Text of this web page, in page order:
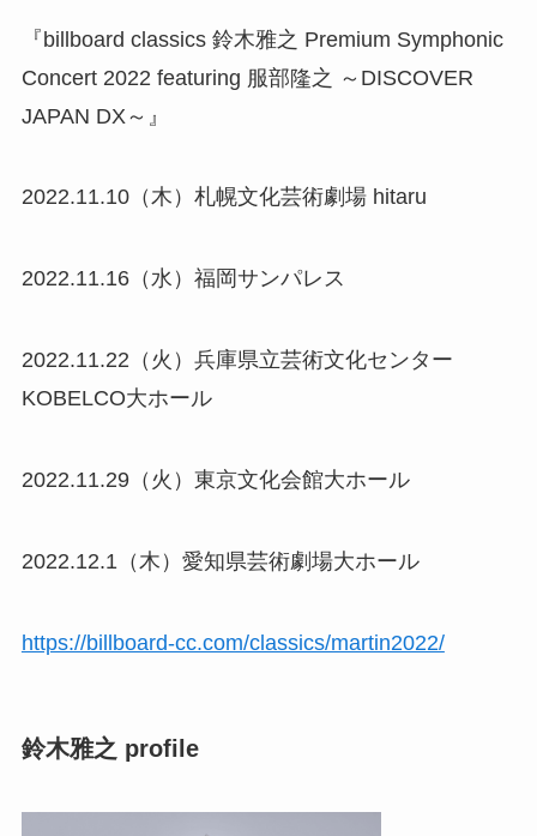
『billboard classics 鈴木雅之 Premium Symphonic
Concert 2022 featuring 服部隆之 ～DISCOVER
JAPAN DX～』
2022.11.10（木）札幌文化芸術劇場 hitaru
2022.11.16（水）福岡サンパレス
2022.11.22（火）兵庫県立芸術文化センター
KOBELCO大ホール
2022.11.29（火）東京文化会館大ホール
2022.12.1（木）愛知県芸術劇場大ホール
https://billboard-cc.com/classics/martin2022/
鈴木雅之 profile